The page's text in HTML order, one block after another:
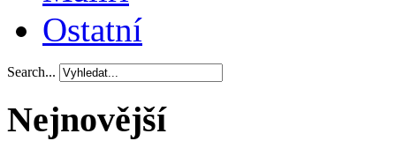
Ostatní
Search...
Nejnovější